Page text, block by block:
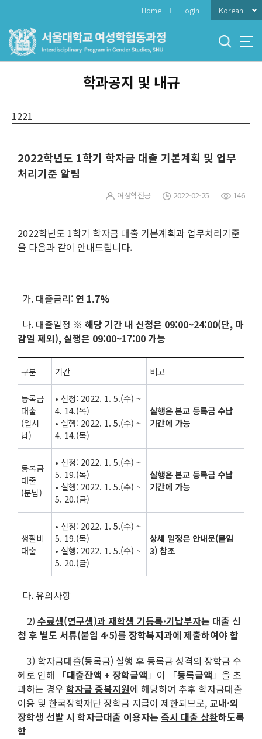
메
Home Login Korean
학과공지 및 내규
1221
2022학년도 1학기 학자금 대출 기본계획 및 업무
처리기준 알림
여성학전공 2022-02-25 146
2022학년도 1학기 학자금 대출 기본계획과 업무처리기준
을 다음과 같이 안내드립니다.
가. 대출금리: 연 1.7%
나. 대출일정 ※ 해당 기간 내 신청은 09:00~24:00(단, 마
감일 제외), 실행은 09:00~17:00 가능
구분 기간 비고
등록금
대출
(일시
납)
• 신청: 2022. 1. 5.(수) ~
4. 14.(목)
• 실행: 2022. 1. 5.(수) ~
4. 14.(목)
실행은 본교 등록금 수납
기간에 가능
등록금
대출
(분납)
• 신청: 2022. 1. 5.(수) ~
5. 19.(목)
• 실행: 2022. 1. 5.(수) ~
5. 20.(금)
실행은 본교 등록금 수납
기간에 가능
생활비
대출
• 신청: 2022. 1. 5.(수) ~
5. 19.(목)
• 실행: 2022. 1. 5.(수) ~
5. 20.(금)
상세 일정은 안내문(붙임
3) 참조
다. 유의사항
2) 수료생(연구생)과 재학생 기등록·기납부자는 대출 신
청 후 별도 서류(붙임 4·5)를 장학복지과에 제출하여야 함
3) 학자금대출(등록금) 실행 후 등록금 성격의 장학금 수
혜로 인해 「대출잔액 + 장학금액 」이 「등록금액 」을 초
과하는 경우 학자금 중복지원에 해당하여 추후 학자금대출
이용 및 한국장학재단 장학금 지급이 제한되므로, 교내·외
장학생 선발 시 학자금대출 이용자는 즉시 대출 상환하도록
함